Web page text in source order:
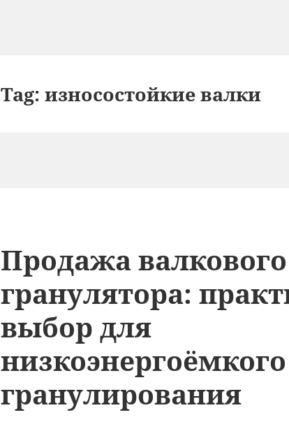
Tag:износостойкие валки
Продажа валкового
гранулятора:
выбор для
гранулирования